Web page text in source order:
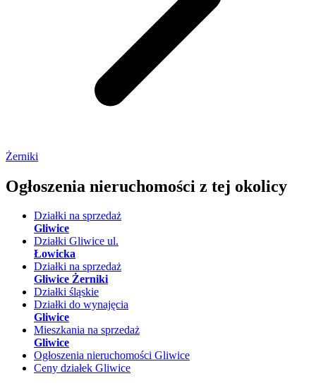
Żerniki
Ogłoszenia nieruchomości z tej okolicy
Działki na sprzedaż
Gliwice
Działki Gliwice ul.
Łowicka
Działki na sprzedaż
Gliwice Żerniki
Działki śląskie
Działki do wynajęcia
Gliwice
Mieszkania na sprzedaż
Gliwice
Ogłoszenia nieruchomości Gliwice
Ceny działek Gliwice